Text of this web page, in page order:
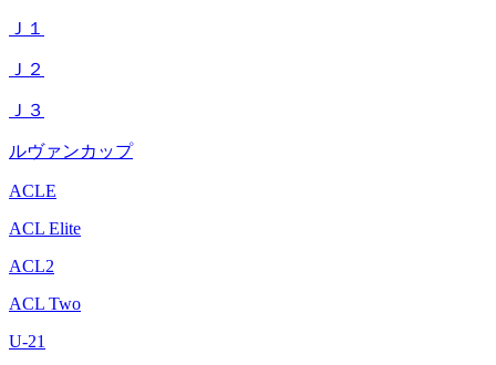
Ｊ１
Ｊ２
Ｊ３
ルヴァンカップ
ACLE
ACL Elite
ACL2
ACL Two
U-21